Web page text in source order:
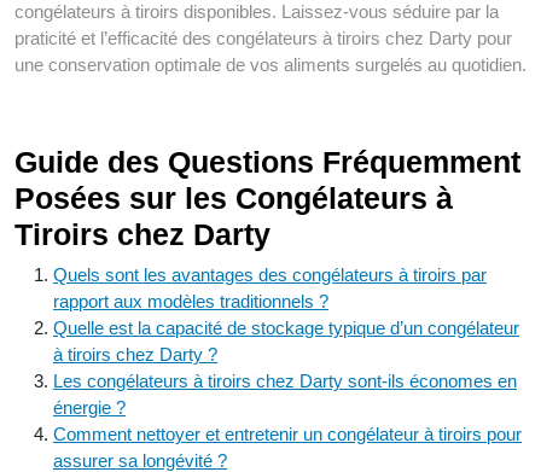
congélateurs à tiroirs disponibles. Laissez-vous séduire par la
praticité et l’efficacité des congélateurs à tiroirs chez Darty pour
une conservation optimale de vos aliments surgelés au quotidien.
Guide des Questions Fréquemment
Posées sur les Congélateurs à
Tiroirs chez Darty
Quels sont les avantages des congélateurs à tiroirs par
rapport aux modèles traditionnels ?
Quelle est la capacité de stockage typique d’un congélateur
à tiroirs chez Darty ?
Les congélateurs à tiroirs chez Darty sont-ils économes en
énergie ?
Comment nettoyer et entretenir un congélateur à tiroirs pour
assurer sa longévité ?